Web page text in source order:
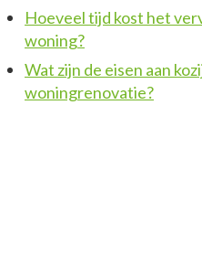
Hoeveel tijd kost het
woning?
Wat zijn de eisen aan
woningrenovatie?